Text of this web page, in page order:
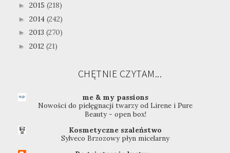
► 2015 (218)
► 2014 (242)
► 2013 (270)
► 2012 (21)
CHĘTNIE CZYTAM...
me & my passions
Nowości do pielęgnacji twarzy od Lirene i Pure
Beauty - open box!
Kosmetyczne szaleństwo
Sylveco Brzozowy płyn micelarny